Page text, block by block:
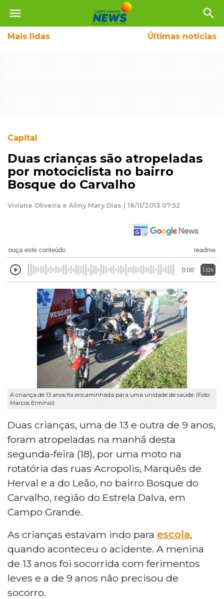
menu search
Mais lidas Últimas notícias
Capital
Duas crianças são atropeladas
por motociclista no bairro
Bosque do Carvalho
Viviane Oliveira e Aliny Mary Dias | 18/11/2013 07:52
ouça este conteúdo readme
0:00 1.0x
A criança de 13 anos foi encaminhada para uma unidade de saúde. (Foto:
Marcos Ermínio)
Duas crianças, uma de 13 e outra de 9 anos,
foram atropeladas na manhã desta
segunda-feira (18), por uma moto na
rotatória das ruas Acropolis, Marquês de
Herval e a do Leão, no bairro Bosque do
Carvalho, região do Estrela Dalva, em
Campo Grande.
As crianças estavam indo para escola,
quando aconteceu o acidente. A menina
de 13 anos foi socorrida com ferimentos
leves e a de 9 anos não precisou de
socorro.